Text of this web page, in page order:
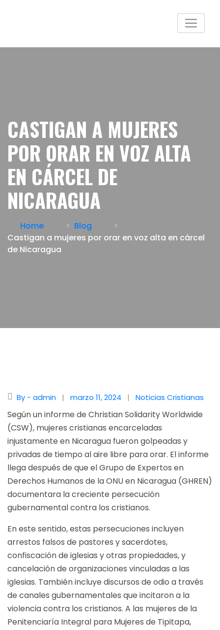
CASTIGAN A MUJERES
POR ORAR EN VOZ ALTA
EN CÁRCEL DE
NICARAGUA
Home
Blog
Castigan a mujeres por orar en voz alta en cárcel
de Nicaragua
By - admin marzo 11, 2024 Noticias Cristianas
Según un informe de Christian Solidarity Worldwide
(CSW), mujeres cristianas encarceladas
injustamente en Nicaragua fueron golpeadas y
privadas de tiempo al aire libre para orar. El informe
llega después de que el Grupo de Expertos en
Derechos Humanos de la ONU en Nicaragua (GHREN)
documentara la creciente persecución
gubernamental contra los cristianos.
En este sentido, estas persecuciones incluyen
arrestos falsos de pastores y sacerdotes,
confiscación de iglesias y otras propiedades, y
cancelación de organizaciones vinculadas a las
iglesias. También incluye discursos de odio a través
de canales gubernamentales que incitaron a la
violencia contra los cristianos. A las mujeres de la
Penitenciaría Integral para Mujeres de Tipitapa,